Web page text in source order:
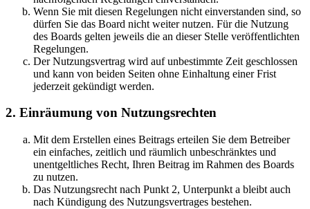
Wenn Sie mit diesen Regelungen nicht einverstanden sind, so
dürfen Sie das Board nicht weiter nutzen. Für die Nutzung
des Boards gelten jeweils die an dieser Stelle veröffentlichten
Regelungen.
Der Nutzungsvertrag wird auf unbestimmte Zeit geschlossen
und kann von beiden Seiten ohne Einhaltung einer Frist
jederzeit gekündigt werden.
2. Einräumung von Nutzungsrechten
Mit dem Erstellen eines Beitrags erteilen Sie dem Betreiber
ein einfaches, zeitlich und räumlich unbeschränktes und
unentgeltliches Recht, Ihren Beitrag im Rahmen des Boards
zu nutzen.
Das Nutzungsrecht nach Punkt 2, Unterpunkt a bleibt auch
nach Kündigung des Nutzungsvertrages bestehen.